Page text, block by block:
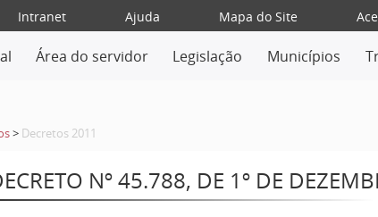
Intranet Ajuda Mapa do Site
Área do servidor Legislação Municípios
> Decretos 2011
Nº 45.788, DE 1º DE